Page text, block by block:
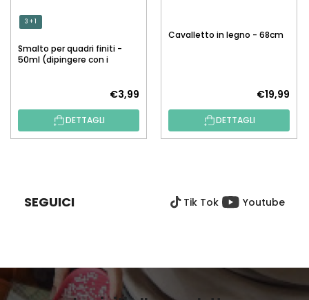
3 + 1
Smalto per quadri finiti -
50ml (dipingere con i
€3,99
DETTAGLI
Cavalletto in legno - 68cm
€19,99
DETTAGLI
G
SEGUICI Tik Tok Youtube